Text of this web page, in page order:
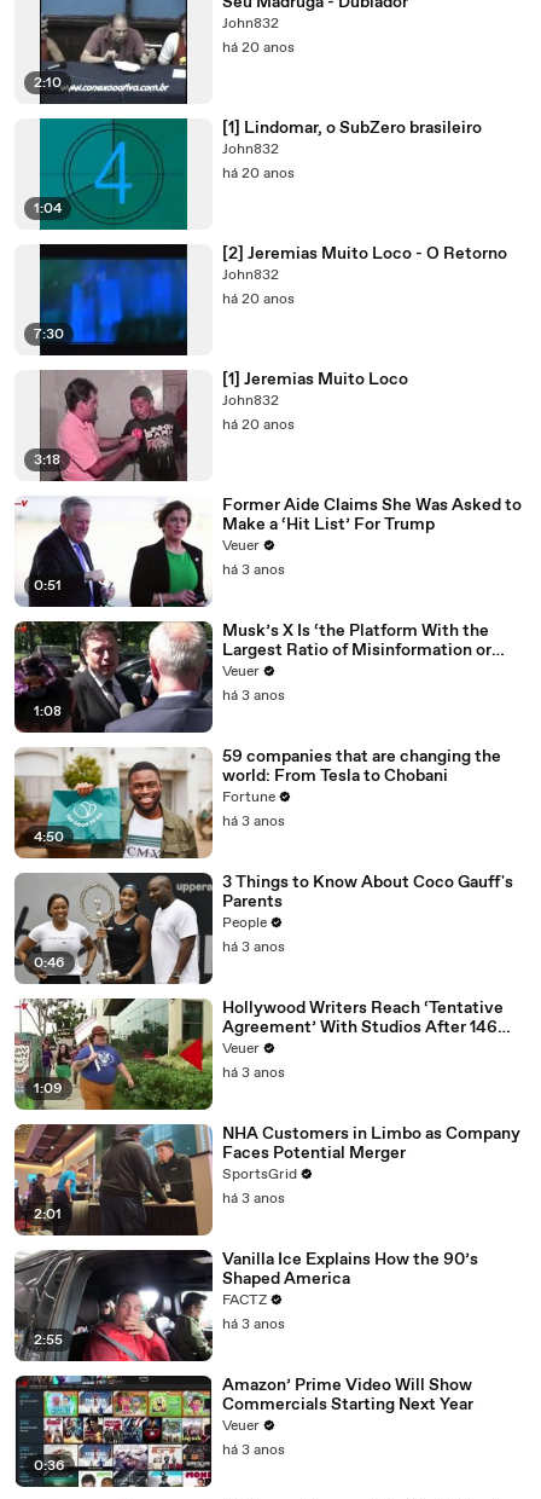
2:10
John832
há 20 anos
1:04
[1] Lindomar, o SubZero brasileiro
John832
há 20 anos
7:30
[2] Jeremias Muito Loco - O Retorno
John832
há 20 anos
3:18
[1] Jeremias Muito Loco
John832
há 20 anos
0:51
Former Aide Claims She Was Asked to
Make a ‘Hit List’ For Trump
Veuer
há 3 anos
1:08
Musk’s X Is ‘the Platform With the
Largest Ratio of Misinformation or
Disinformation’ Amongst All Social
Media Platforms
Veuer
há 3 anos
4:50
59 companies that are changing the
world: From Tesla to Chobani
Fortune
há 3 anos
0:46
3 Things to Know About Coco Gauff's
Parents
People
há 3 anos
1:09
Hollywood Writers Reach ‘Tentative
Agreement’ With Studios After 146
Day Strike
Veuer
há 3 anos
2:01
NHA Customers in Limbo as Company
Faces Potential Merger
SportsGrid
há 3 anos
2:55
Vanilla Ice Explains How the 90’s
Shaped America
FACTZ
há 3 anos
0:36
Amazon’ Prime Video Will Show
Commercials Starting Next Year
Veuer
há 3 anos